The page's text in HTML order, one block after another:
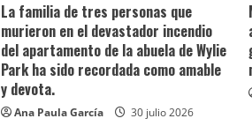
La familia de tres personas que
murieron en el devastador incendio
del apartamento de la abuela de Wylie
Park ha sido recordada como amable
y devota.
Ana Paula García 30 julio 2026